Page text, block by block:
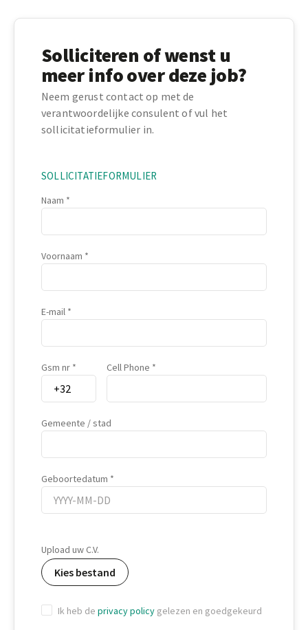
Solliciteren of wenst u
meer info over deze job?
Neem gerust contact op met de
verantwoordelijke consulent of vul het
sollicitatieformulier in.
SOLLICITATIEFORMULIER
Naam
Voornaam
E-mail
Gsm nr Cell Phone
Gemeente / stad
Geboortedatum
Upload uw C.V.
Kies bestand
Ik heb de privacy policy gelezen en goedgekeurd